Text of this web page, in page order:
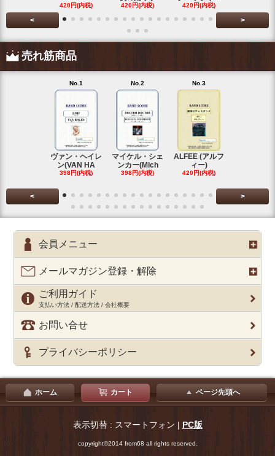
420円(内税) 420円(内税) 420円(内税)
< >
売れ筋商品
No.1
ヴァン・ヘイレ
ン(VAN HA
398円(内税)
No.2
マイケル・シェ
ンカー(Mich
398円(内税)
No.3
ALFEE (アルフ
ィー)
420円(内税)
< >
会員メニュー
メールマガジン登録・解除
ご利用ガイド
支払い方法 / 配送方法 / 会社概要
お問い合せ
プライバシーポリシー
ホーム カート ページ先頭へ
表示切替 : スマートフォン | PC版
copyright©2014 from68 all rights reserved.